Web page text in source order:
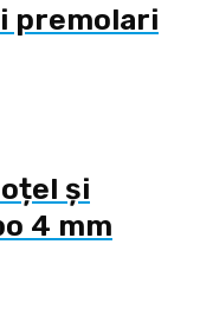
premolari
și
4 mm